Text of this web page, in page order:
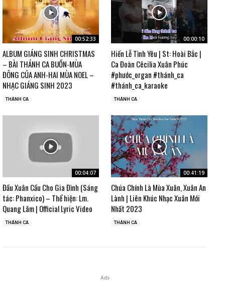
00:52:33
ALBUM GIÁNG SINH CHRISTMAS
– BÀI THÁNH CA BUỒN-MÙA
ĐÔNG CỦA ANH-HAI MÙA NOEL –
NHẠC GIÁNG SINH 2023
THÁNH CA
00:00:10
Hiến Lễ Tình Yêu | St: Hoài Bắc |
Ca Đoàn Cêcilia Xuân Phúc
#phước_organ #thánh_ca
#thánh_ca_karaoke
THÁNH CA
00:04:07
Đầu Xuân Cầu Cho Gia Đình (Sáng
tác: Phanxico) – Thể hiện: Lm.
Quang Lâm | Official Lyric Video
THÁNH CA
00:41:19
Chúa Chính Là Mùa Xuân, Xuân An
Lành | Liên Khúc Nhạc Xuân Mới
Nhất 2023
THÁNH CA
Ads